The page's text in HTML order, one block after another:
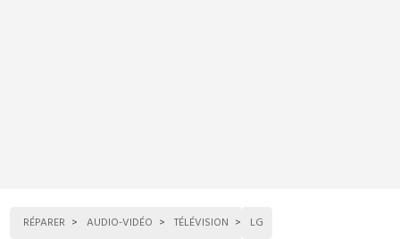
RÉPARER AUDIO-VIDÉO TÉLÉVISION LG